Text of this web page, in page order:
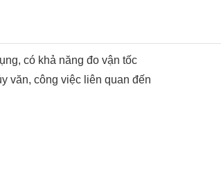
có khả năng đo vận tốc
văn, công việc liên quan đến